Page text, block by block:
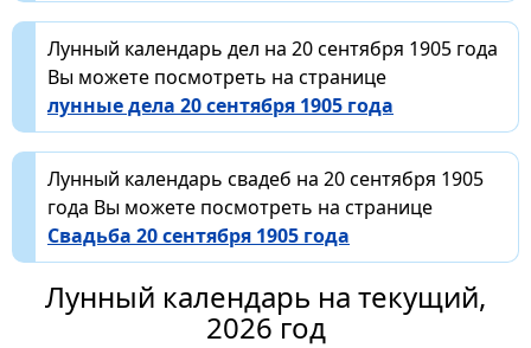
Лунный календарь дел на 20 сентября 1905 года
Вы можете посмотреть на странице
лунные дела 20 сентября 1905 года
Лунный календарь свадеб на 20 сентября 1905
года Вы можете посмотреть на странице
Свадьба 20 сентября 1905 года
Лунный календарь на текущий,
2026 год